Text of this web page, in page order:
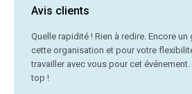
Avis clients
Quelle rapidité ! Rien à redire. Encore
cette organisation et pour votre
travailler avec vous pour cet événement.
top !